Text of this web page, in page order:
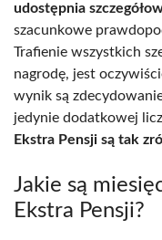
udostępnia
szacunkowe
Trafienie wszystkich
nagrodę, jest
wynik są
jedynie dodatkowej
Ekstra Pensji są tak
Jakie są
Ekstra Pensji?